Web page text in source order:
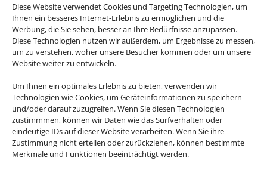
Diese Website verwendet Cookies und Targeting Technologien, um
Ihnen ein besseres Internet-Erlebnis zu ermöglichen und die
Werbung, die Sie sehen, besser an Ihre Bedürfnisse anzupassen.
Diese Technologien nutzen wir außerdem, um Ergebnisse zu messen,
um zu verstehen, woher unsere Besucher kommen oder um unsere
Website weiter zu entwickeln.
Um Ihnen ein optimales Erlebnis zu bieten, verwenden wir
Technologien wie Cookies, um Geräteinformationen zu speichern
und/oder darauf zuzugreifen. Wenn Sie diesen Technologien
zustimmmen, können wir Daten wie das Surfverhalten oder
eindeutige IDs auf dieser Website verarbeiten. Wenn Sie ihre
Zustimmung nicht erteilen oder zurückziehen, können bestimmte
Merkmale und Funktionen beeinträchtigt werden.
ab444 €
Wieshof
Riedlhütte, Bayerischer Wald